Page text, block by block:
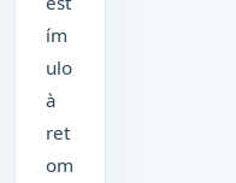
ím
ulo
à
ret
om